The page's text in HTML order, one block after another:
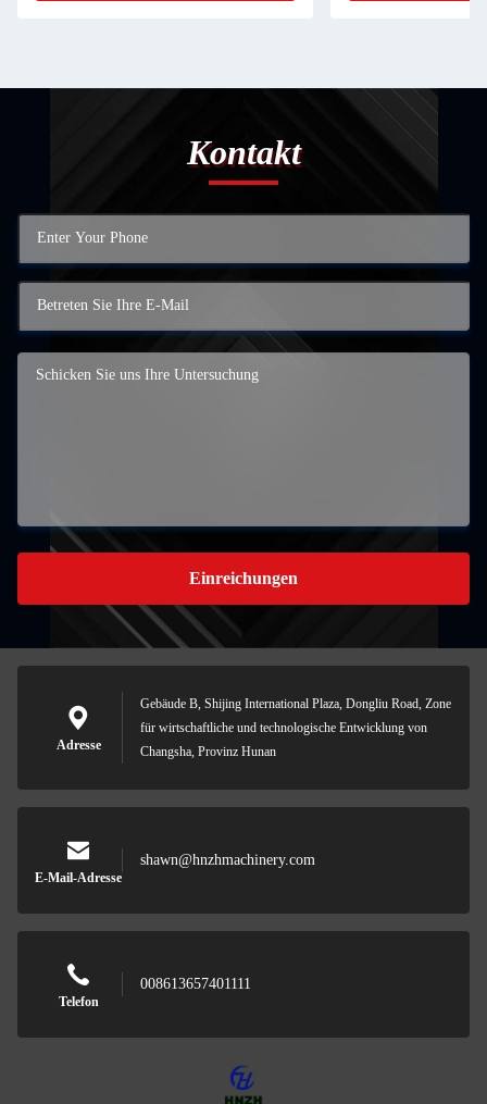
Kontakt
Einreichungen
Adresse
Gebäude B, Shijing International Plaza, Dongliu Road, Zone
für wirtschaftliche und technologische Entwicklung von
Changsha, Provinz Hunan
E-Mail-Adresse
shawn@hnzhmachinery.com
Telefon
008613657401111